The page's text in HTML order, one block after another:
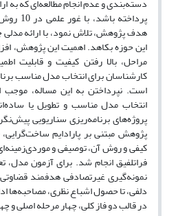
دسته‌بندی و عدم انجام مطالعه‌ای که
هدف پژوهش، تلاش نمود، با ارائه
این حوزه بکاهد. اهمیت این پژوهش،
مراحل، بالا رفتن کیفیت و قابلیت
کارشناسان برای انتخاب مدل مناسب
است. نپرداختن به این مساله، موجب
انتخاب مدل مناسب و تطویل یا
پروژه‌های برنامه‌ریزی سناریویی
پژوهش مبتنی بر پارادایم
کیفی و روش آن، توصیفی و
فراتلفیق انجام شد. برای آزمون
نمونه‌گیری غیرتصادفی هدفمند قضاوتی
دلفی، تا حصول اشباع نظری، مصاحبه‌ها
در قالب دو فاز کلی، چهار مرحله اصلی و